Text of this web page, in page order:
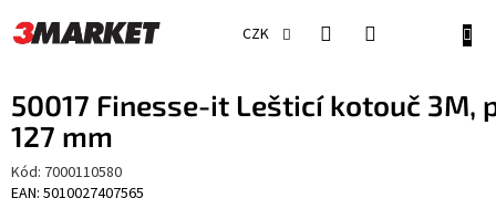
na
obsah
CZK
50017 Finesse-it Lešticí kotouč 3M,
127 mm
Kód: 7000110580
EAN: 5010027407565